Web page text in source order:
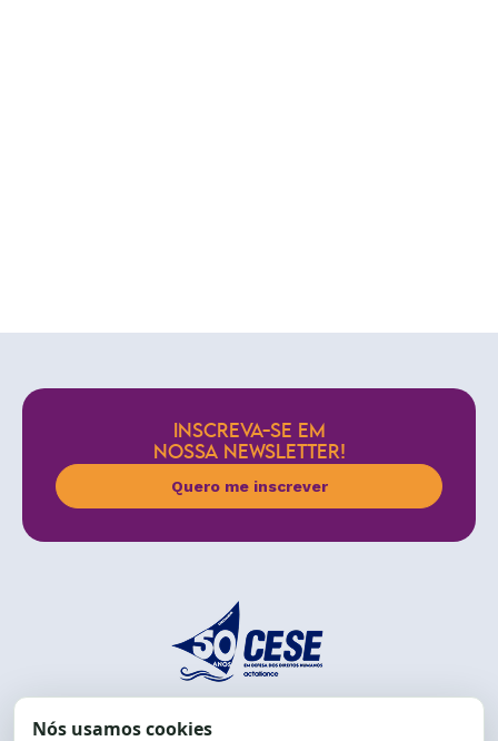
INSCREVA-SE EM
NOSSA NEWSLETTER!
Quero me inscrever
End.: R. da Graça, 150. Graça